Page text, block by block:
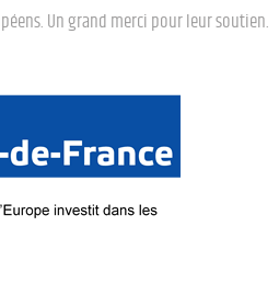
Un grand merci pour leur soutien.